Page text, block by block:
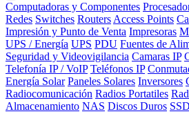
Computadoras y Componentes
Redes Switches Routers Access Points
Impresión y Punto de Venta Impresoras
UPS / Energía UPS PDU Fuentes de
Seguridad y Videovigilancia Camaras IP
Telefonía IP / VoIP Teléfonos IP
Energía Solar Paneles Solares Inversores
Radiocomunicación Radios Portatiles
Almacenamiento NAS Discos Duros SSD